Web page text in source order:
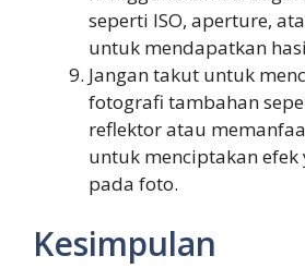
seperti ISO, aperture,
untuk mendapatkan
Jangan takut untuk
fotografi tambahan
reflektor atau
untuk menciptakan
pada foto.
Kesimpulan